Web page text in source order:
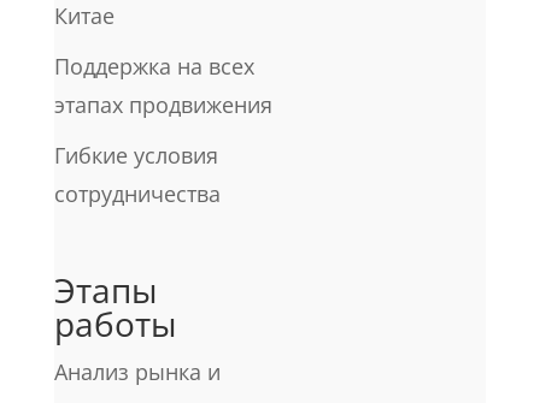
Китае
Поддержка на всех
этапах продвижения
Гибкие условия
сотрудничества
Этапы
работы
Анализ рынка и